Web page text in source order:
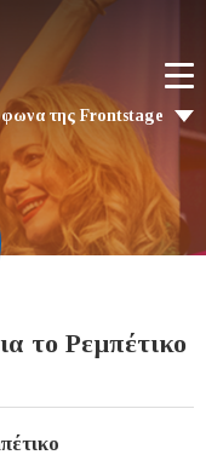
της Frontstage
το Ρεμπέτικο